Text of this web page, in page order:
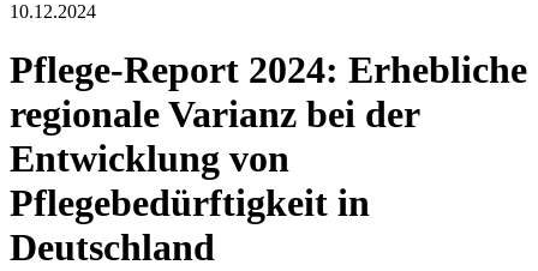
10.12.2024
Pflege-Report 2024: Erhebliche
regionale Varianz bei der
Entwicklung von
Pflegebedürftigkeit in
Deutschland